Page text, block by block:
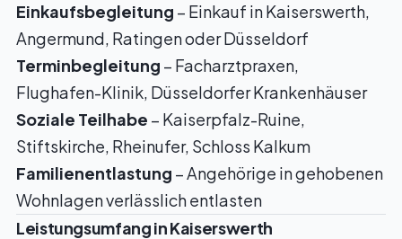
Einkaufsbegleitung – Einkauf in Kaiserswerth,
Angermund, Ratingen oder Düsseldorf
Terminbegleitung – Facharztpraxen,
Flughafen-Klinik, Düsseldorfer Krankenhäuser
Soziale Teilhabe – Kaiserpfalz-Ruine,
Stiftskirche, Rheinufer, Schloss Kalkum
Familienentlastung – Angehörige in gehobenen
Wohnlagen verlässlich entlasten
Leistungsumfang in Kaiserswerth